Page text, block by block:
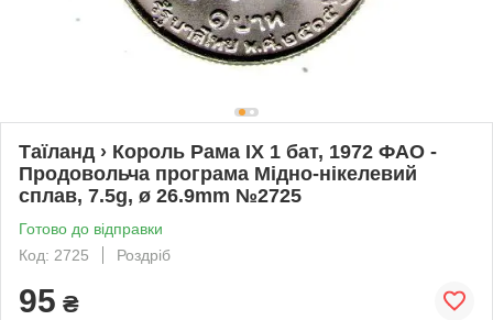
Таїланд › Король Рама IX 1 бат, 1972 ФАО -
Продовольча програма Мідно-нікелевий
сплав, 7.5g, ø 26.9mm №2725
Готово до відправки
Код: 2725
Роздріб
95 ₴